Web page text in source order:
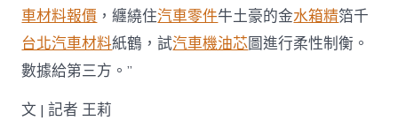
車材料報價 ，纏繞住汽車零件牛土豪的金水箱精箔千
台北汽車材料紙鶴，試汽車機油芯圖進行柔性制衡。
數據給第三方。”
文 | 記者 王莉